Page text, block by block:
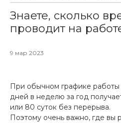
Знаете, сколько
проводит на
9 мар 2023
При обычном графике работы
дней в неделю за год
или 80 суток без перерыва.
Поэтому очень важно, где вы